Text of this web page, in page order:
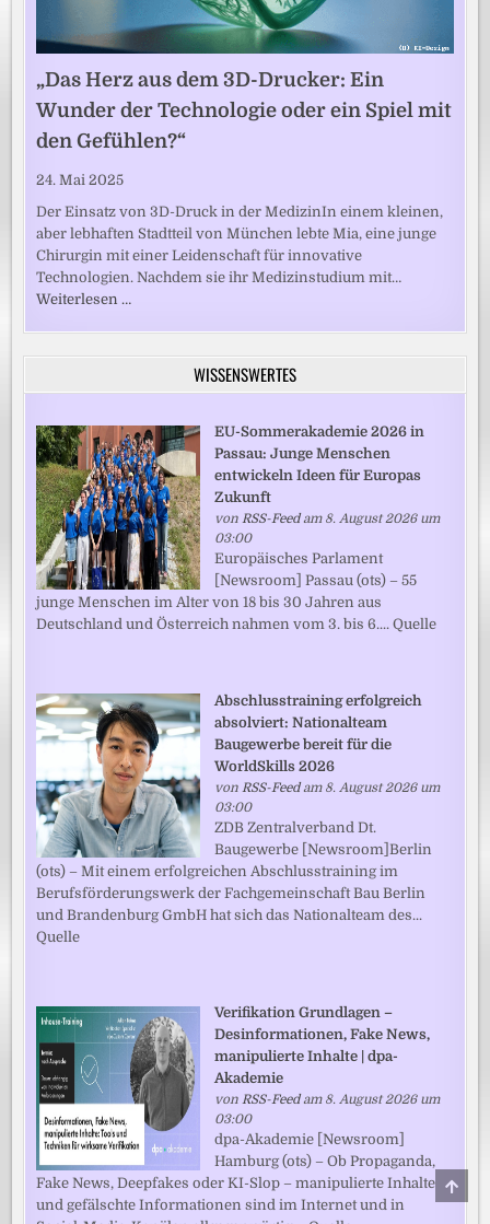
„Das Herz aus dem 3D-Drucker: Ein
Wunder der Technologie oder ein Spiel mit
den Gefühlen?“
24. Mai 2025
Der Einsatz von 3D-Druck in der MedizinIn einem kleinen,
aber lebhaften Stadtteil von München lebte Mia, eine junge
Chirurgin mit einer Leidenschaft für innovative
Technologien. Nachdem sie ihr Medizinstudium mit…
Weiterlesen …
WISSENSWERTES
EU-Sommerakademie 2026 in
Passau: Junge Menschen
entwickeln Ideen für Europas
Zukunft
vonRSS-Feedam 8. August 2026 um
03:00
Europäisches Parlament
[Newsroom] Passau (ots) – 55
junge Menschen im Alter von 18 bis 30 Jahren aus
Deutschland und Österreich nahmen vom 3. bis 6.... Quelle
Abschlusstraining erfolgreich
absolviert: Nationalteam
Baugewerbe bereit für die
WorldSkills 2026
von RSS-Feedam 8. August 2026 um
03:00
ZDB Zentralverband Dt.
Baugewerbe [Newsroom]Berlin
(ots) – Mit einem erfolgreichen Abschlusstraining im
Berufsförderungswerk der Fachgemeinschaft Bau Berlin
und Brandenburg GmbH hat sich das Nationalteam des...
Quelle
Verifikation Grundlagen –
Desinformationen, Fake News,
manipulierte Inhalte | dpa-
Akademie
von RSS-Feedam 8. August 2026 um
03:00
dpa-Akademie [Newsroom]
Hamburg (ots) – Ob Propaganda,
Fake News, Deepfakes oder KI-Slop – manipulierte Inhalte
und gefälschte Informationen sind im Internet und in
TO